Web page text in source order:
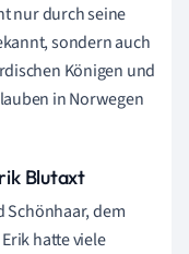
nur durch seine
sondern auch
Königen und
in Norwegen
Blutaxt
Schönhaar, dem
hatte viele